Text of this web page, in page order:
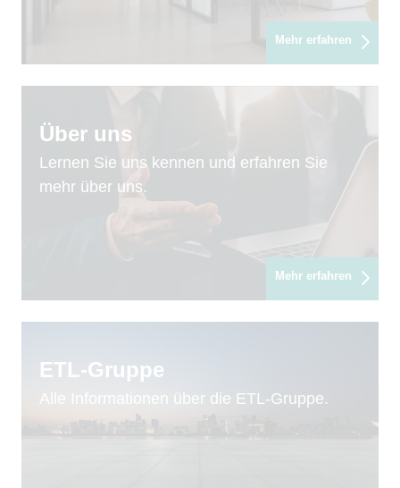
Mehr erfahren
Über uns
Lernen Sie uns kennen und erfahren Sie
mehr über uns.
Mehr erfahren
ETL-Gruppe
Alle Informationen über die ETL-Gruppe.